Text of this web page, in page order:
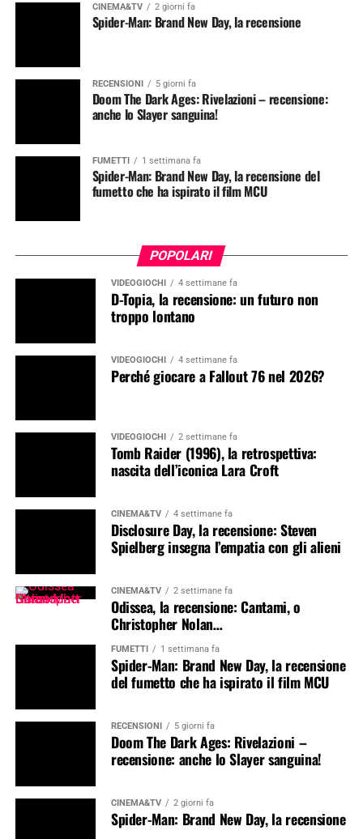
CINEMA&TV 2 giorni fa
Spider-Man: Brand New Day, la recensione
RECENSIONI 5 giorni fa
Doom The Dark Ages: Rivelazioni – recensione:
anche lo Slayer sanguina!
FUMETTI 1 settimana fa
Spider-Man: Brand New Day, la recensione del
fumetto che ha ispirato il film MCU
POPOLARI
VIDEOGIOCHI 4 settimane fa
D-Topia, la recensione: un futuro non
troppo lontano
VIDEOGIOCHI 4 settimane fa
Perché giocare a Fallout 76 nel 2026?
VIDEOGIOCHI 2 settimane fa
Tomb Raider (1996), la retrospettiva:
nascita dell’iconica Lara Croft
CINEMA&TV 4 settimane fa
Disclosure Day, la recensione: Steven
Spielberg insegna l’empatia con gli alieni
CINEMA&TV 2 settimane fa
Odissea, la recensione: Cantami, o
Christopher Nolan…
FUMETTI 1 settimana fa
Spider-Man: Brand New Day, la recensione
del fumetto che ha ispirato il film MCU
RECENSIONI 5 giorni fa
Doom The Dark Ages: Rivelazioni –
recensione: anche lo Slayer sanguina!
CINEMA&TV 2 giorni fa
Spider-Man: Brand New Day, la recensione